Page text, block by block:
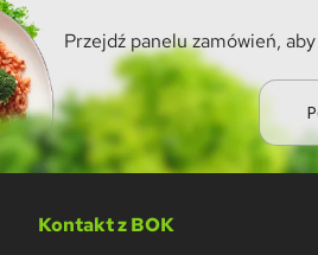
Przejdź panelu zamówień,
Kontakt z BOK